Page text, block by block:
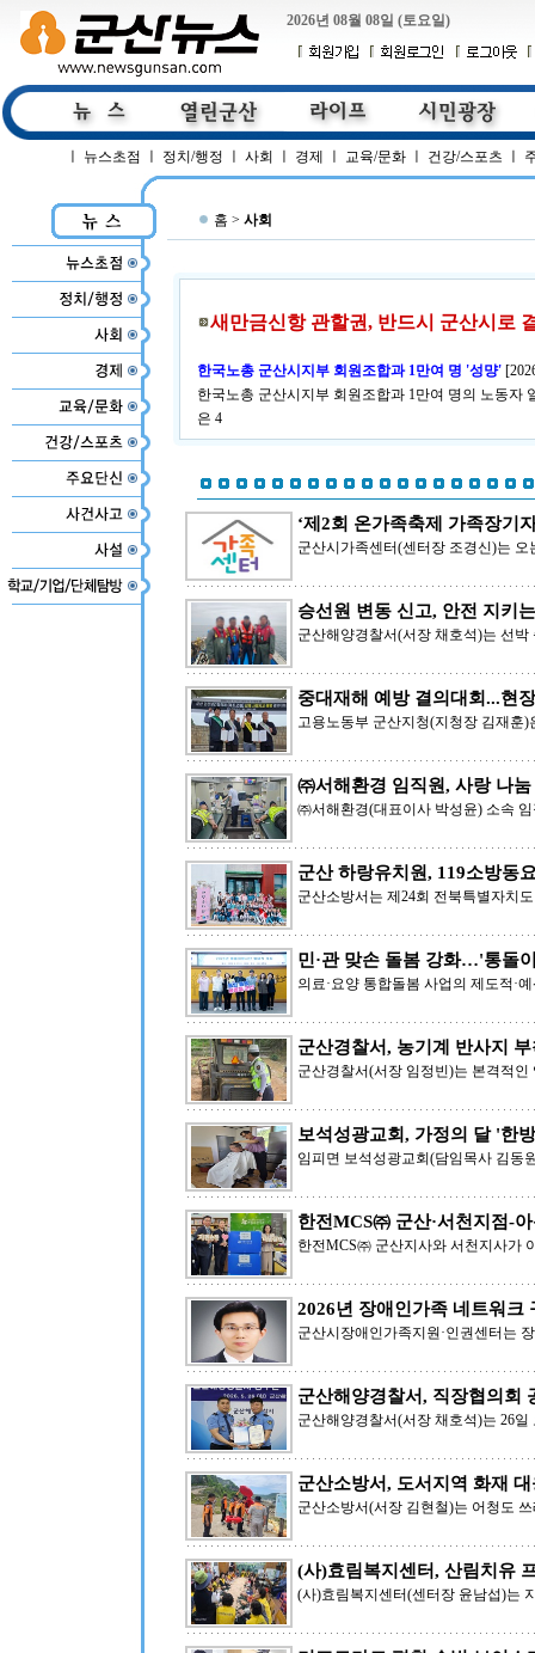
2026년 08월 08일 (토요일)
뉴스초점 정치/행정 사회 경제 교육/문화 건강/스포츠
홈 > 사회
새만금신항 관할권, 반드시 군산시로
한국노총 군산시지부 회원조합과 1만여 명 '성먕' [
한국노총 군산시지부 회원조합과 1만여 명의 노동자
은 4
‘제2회 온가족축제 가족장기
군산시가족센터(센터장 조경신)는 오
승선원 변동 신고, 안전 지키
군산해양경찰서(서장 채호석)는 선
중대재해 예방 결의대회...현
고용노동부 군산지청(지청장 김재훈
㈜서해환경 임직원, 사랑 나
㈜서해환경(대표이사 박성윤) 소속
군산 하랑유치원, 119소방동
군산소방서는 제24회 전북특별자치
민·관 맞손 돌봄 강화…'통돌
의료·요양 통합돌봄 사업의 제도적·
군산경찰서, 농기계 반사지
군산경찰서(서장 임정빈)는 본격적
보석성광교회, 가정의 달 '한
임피면 보석성광교회(담임목사 김동
한전MCS㈜ 군산·서천지점-
한전MCS㈜ 군산지사와 서천지사가
2026년 장애인가족 네트워크
군산시장애인가족지원·인권센터는
군산해양경찰서, 직장협의회
군산해양경찰서(서장 채호석)는 26
군산소방서, 도서지역 화재
군산소방서(서장 김현철)는 어청도
(사)효림복지센터, 산림치유
(사)효림복지센터(센터장 윤남섭)는